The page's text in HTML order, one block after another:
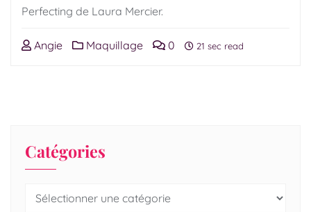
Perfecting de Laura Mercier.
Angie Maquillage 0 21 sec read
Catégories